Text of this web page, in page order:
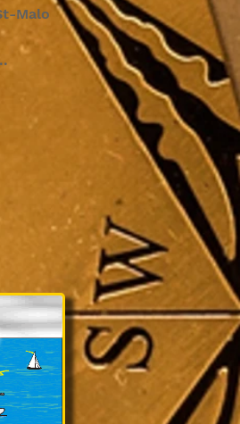
Malo